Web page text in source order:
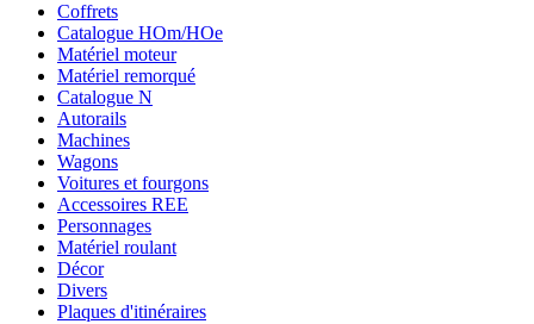
Coffrets
Catalogue HOm/HOe
Matériel moteur
Matériel remorqué
Catalogue N
Autorails
Machines
Wagons
Voitures et fourgons
Accessoires REE
Personnages
Matériel roulant
Décor
Divers
Plaques d'itinéraires